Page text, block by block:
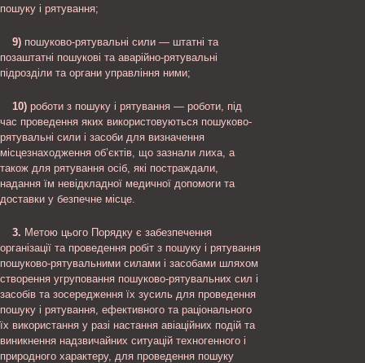
пошуку і рятування;
9) пошуково-рятувальні сили — штатні та
позаштатні пошукові та аварійно-рятувальні
підрозділи та органи управління ними;
10) роботи з пошуку і рятування — роботи, під
час проведення яких використовуються пошуково-
рятувальні сили і засоби для визначення
місцезнаходження об’єктів, що зазнали лиха, а
також для рятування осіб, які постраждали,
надання їм невідкладної медичної допомоги та
доставки у безпечне місце.
3. Метою цього Порядку є забезпечення
організації та проведення робіт з пошуку і рятування
пошуково-рятувальними силами і засобами шляхом
створення угруповання пошуково-рятувальних сил і
засобів та зосередження їх зусиль для проведення
пошуку і рятування, ефективного та раціонального
їх використання у разі настання авіаційних подій та
виникнення надзвичайних ситуацій техногенного і
природного характеру, для проведення пошуку